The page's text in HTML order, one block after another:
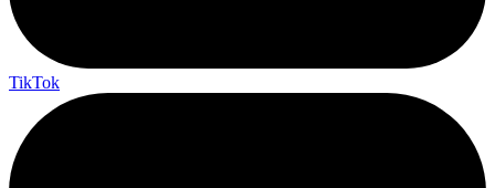
TikTok